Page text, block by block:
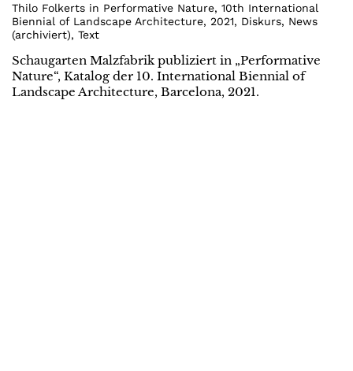
Thilo Folkerts in Performative Nature, 10th International
Biennial of Landscape Architecture, 2021, Diskurs, News
(archiviert), Text
Schaugarten Malzfabrik publiziert in „Performative
Nature“, Katalog der 10. International Biennial of
Landscape Architecture, Barcelona, 2021.